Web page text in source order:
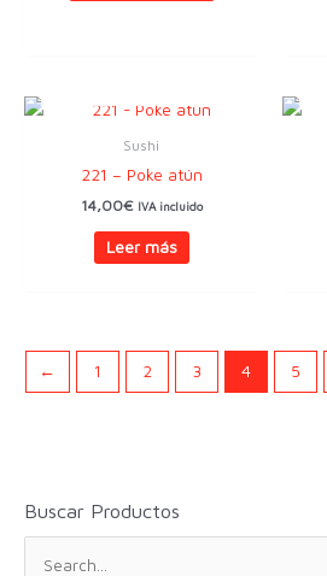
Sushi
221 – Poke atún
14,00€ IVA incluido
Leer más
← 1 2 3 4 5
Buscar Productos